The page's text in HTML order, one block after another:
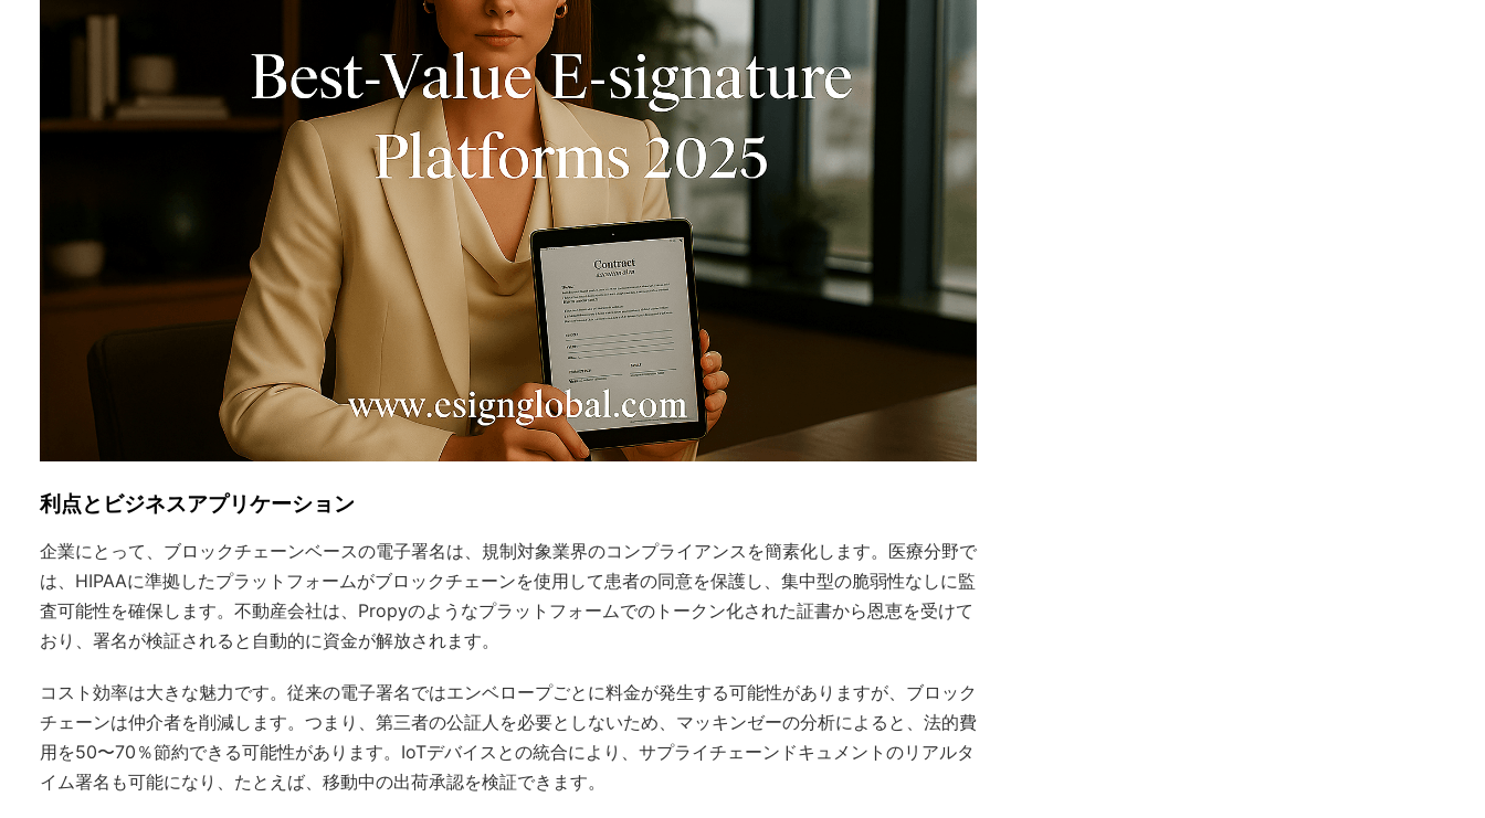
利点とビジネスアプリケーション
企業にとって、ブロックチェーンベースの電子署名は、規制対象業界のコンプライアンスを簡素化します。医療分野で
は、HIPAAに準拠したプラットフォームがブロックチェーンを使用して患者の同意を保護し、集中型の脆弱性なしに監
査可能性を確保します。不動産会社は、Propyのようなプラットフォームでのトークン化された証書から恩恵を受けて
おり、署名が検証されると自動的に資金が解放されます。
コスト効率は大きな魅力です。従来の電子署名ではエンベロープごとに料金が発生する可能性がありますが、ブロック
チェーンは仲介者を削減します。つまり、第三者の公証人を必要としないため、マッキンゼーの分析によると、法的費
用を50〜70％節約できる可能性があります。IoTデバイスとの統合により、サプライチェーンドキュメントのリアルタ
イム署名も可能になり、たとえば、移動中の出荷承認を検証できます。